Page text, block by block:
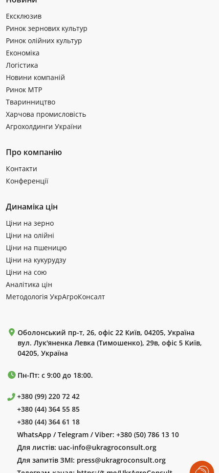
Ексклюзив
Ринок зернових культур
Ринок олійних культур
Економіка
Логістика
Новини компаній
Ринок МТР
Тваринництво
Харчова промисловість
Агрохолдинги України
Про компанію
Контакти
Конференції
Динаміка цін
Ціни на зерно
Ціни на олійні
Ціни на пшеницю
Ціни на кукурудзу
Ціни на сою
Аналітика цін
Методологія УкрАгроКонсалт
Оболонський пр-т, 26, офіс 22 Київ, 04205, Україна
вул. Лук'яненка Левка (Тимошенко), 29в, офіс 5 Київ,
04205, Україна
Пн-Пт: с 9:00 до 18:00.
+380 (99) 220 72 42
+380 (44) 364 55 85
+380 (44) 364 61 18
WhatsApp / Telegram / Viber: +380 (50) 786 13 10
Для листів: uac-info@ukragroconsult.org
Для запитів ЗМІ: press@ukragroconsult.org